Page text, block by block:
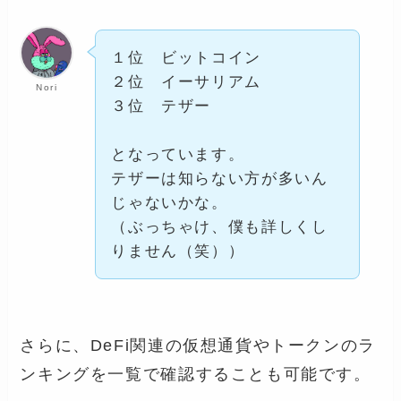
Nori
１位 ビットコイン
２位 イーサリアム
３位 テザー
となっています。
テザーは知らない方が多いん
じゃないかな。
（ぶっちゃけ、僕も詳しくし
りません（笑））
さらに、DeFi関連の仮想通貨やトークンのラ
ンキングを一覧で確認することも可能です。